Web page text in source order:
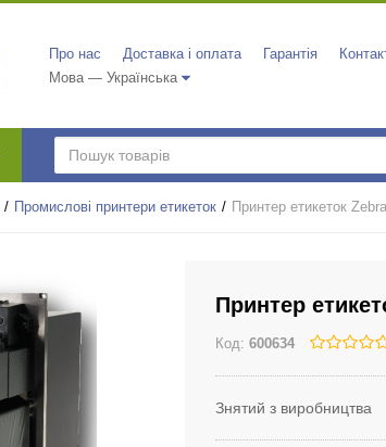
Про нас Доставка і оплата Гарантія
Мова — Українська
Промислові принтери етикеток Принтер етикеток
Принтер
Код: 600634
Знятий з виробництва